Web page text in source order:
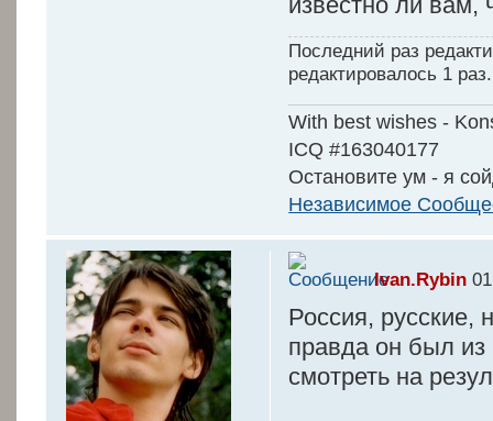
Последний раз
редактировалось 1 раз.
With best wishes -
ICQ #163040177
Остановите ум - я
Независимое
Ivan.Rybin
Россия, русские,
правда он был
смотреть на